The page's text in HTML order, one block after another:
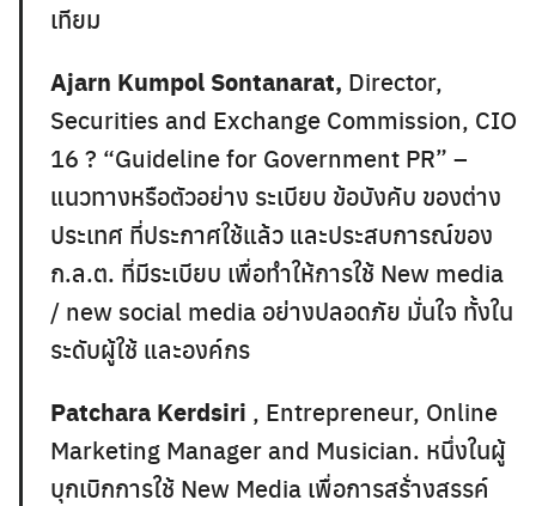
เทียม
Ajarn Kumpol Sontanarat, Director,
Securities and Exchange Commission, CIO
16 ? “Guideline for Government PR” –
แนวทางหรือตัวอย่าง ระเบียบ ข้อบังคับ ของต่าง
ประเทศ ที่ประกาศใช้แล้ว และประสบการณ์ของ
ก.ล.ต. ที่มีระเบียบ เพื่อทำให้การใช้ New media
/ new social media อย่างปลอดภัย มั่นใจ ทั้งใน
ระดับผู้ใช้ และองค์กร
Patchara Kerdsiri , Entrepreneur, Online
Marketing Manager and Musician. หนึ่งในผู้
บุกเบิกการใช้ New Media เพื่อการสร้่างสรรค์